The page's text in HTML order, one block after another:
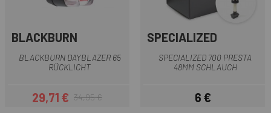
BLACKBURN
BLACKBURN DAYBLAZER 65
RÜCKLICHT
Preis
29,71 €Regulärer Preis
34,95 €
SPECIALIZED
SPECIALIZED 700 PRESTA
48MM SCHLAUCH
Preis
6 €